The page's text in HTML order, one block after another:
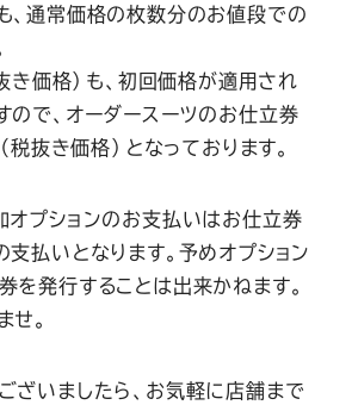
、通常価格の枚数分のお値段での
価格）も、初回価格が適用され
ので、オーダースーツのお仕立券
抜き価格）となっております。
オプションのお支払いはお仕立券
支払いとなります。予めオプション
を発行することは出来かねます。
せ。
ざいましたら、お気軽に店舗まで